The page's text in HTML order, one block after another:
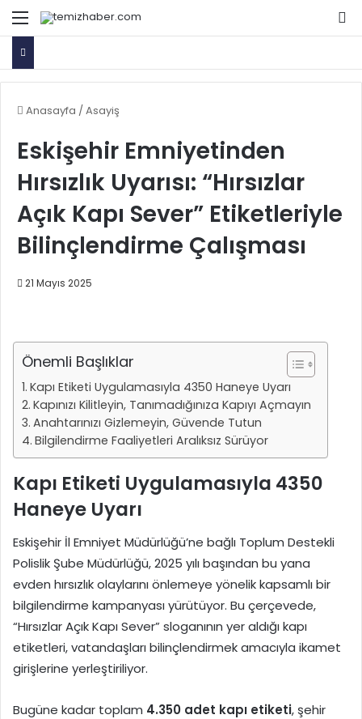
Menü
Anasayfa /Asayiş
Eskişehir Emniyetinden
Hırsızlık Uyarısı: “Hırsızlar
Açık Kapı Sever” Etiketleriyle
Bilinçlendirme Çalışması
21 Mayıs 2025
Önemli Başlıklar
Kapı Etiketi Uygulamasıyla 4350 Haneye Uyarı
Kapınızı Kilitleyin, Tanımadığınıza Kapıyı Açmayın
Anahtarınızı Gizlemeyin, Güvende Tutun
Bilgilendirme Faaliyetleri Aralıksız Sürüyor
Kapı Etiketi Uygulamasıyla 4350
Haneye Uyarı
Eskişehir İl Emniyet Müdürlüğü’ne bağlı Toplum Destekli
Polislik Şube Müdürlüğü, 2025 yılı başından bu yana
evden hırsızlık olaylarını önlemeye yönelik kapsamlı bir
bilgilendirme kampanyası yürütüyor. Bu çerçevede,
“Hırsızlar Açık Kapı Sever” sloganının yer aldığı kapı
etiketleri, vatandaşları bilinçlendirmek amacıyla ikamet
girişlerine yerleştiriliyor.
Bugüne kadar toplam 4.350 adet kapı etiketi, şehir